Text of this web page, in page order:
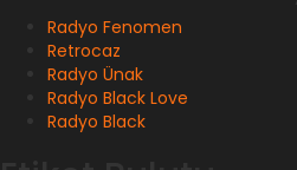
Radyo Fenomen
Retrocaz
Radyo Ünak
Radyo Black Love
Radyo Black